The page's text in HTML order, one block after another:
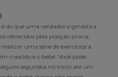
do que uma verdadeira ginástica
oferecidos pela posição prona,
uma série de exercícios a
nascido e o bebé. Você pode
segundos no início até um